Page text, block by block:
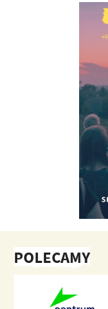
POLECAMY